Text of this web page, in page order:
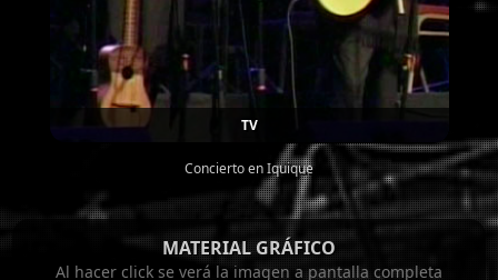
TV
Concierto en Iquique
MATERIAL GRÁFICO
Al hacer click se verá la imagen a pantalla completa